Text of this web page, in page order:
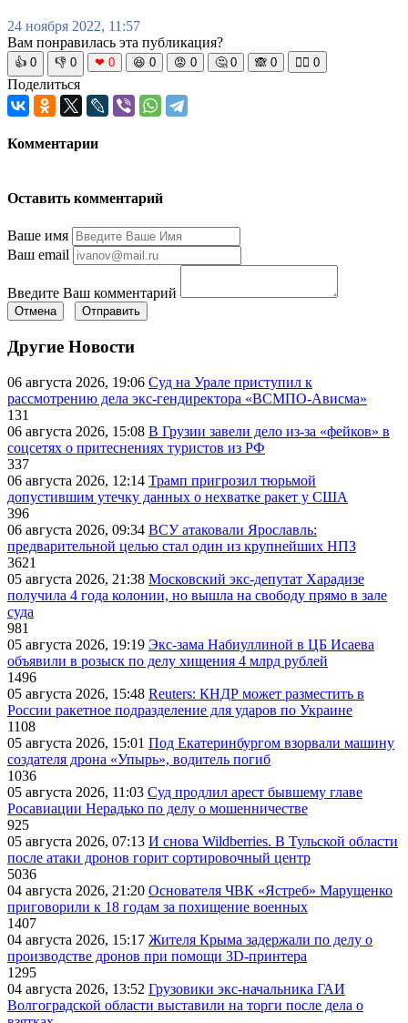
24 ноября 2022, 11:57
Вам понравилась эта публикация?
👍 0 👎 0 ❤ 0 😆 0 😡 0 🤔 0 🙈 0 🧘‍♀️ 0
Поделиться
Комментарии
Оставить комментарий
Ваше имя
Ваш email
Введите Ваш комментарий
Отмена Отправить
Другие Новости
06 августа 2026, 19:06 Суд на Урале приступил к
рассмотрению дела экс-гендиректора «ВСМПО-Ависма»
131
06 августа 2026, 15:08 В Грузии завели дело из-за «фейков» в
соцсетях о притеснениях туристов из РФ
337
06 августа 2026, 12:14 Трамп пригрозил тюрьмой
допустившим утечку данных о нехватке ракет у США
396
06 августа 2026, 09:34 ВСУ атаковали Ярославль:
предварительной целью стал один из крупнейших НПЗ
3621
05 августа 2026, 21:38 Московский экс-депутат Харадизе
получила 4 года колонии, но вышла на свободу прямо в зале
суда
981
05 августа 2026, 19:19 Экс-зама Набиуллиной в ЦБ Исаева
объявили в розыск по делу хищения 4 млрд рублей
1496
05 августа 2026, 15:48 Reuters: КНДР может разместить в
России ракетное подразделение для ударов по Украине
1108
05 августа 2026, 15:01 Под Екатеринбургом взорвали машину
создателя дрона «Упырь», водитель погиб
1036
05 августа 2026, 11:03 Суд продлил арест бывшему главе
Росавиации Нерадько по делу о мошенничестве
925
05 августа 2026, 07:13 И снова Wildberries. В Тульской области
после атаки дронов горит сортировочный центр
5036
04 августа 2026, 21:20 Основателя ЧВК «Ястреб» Марущенко
приговорили к 18 годам за похищение военных
1407
04 августа 2026, 15:17 Жителя Крыма задержали по делу о
производстве дронов при помощи 3D‑принтера
1295
04 августа 2026, 13:52 Грузовики экс-начальника ГАИ
Волгоградской области выставили на торги после дела о